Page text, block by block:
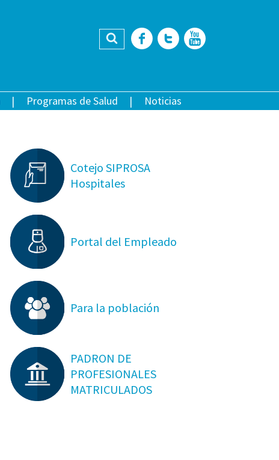
Buscar Facebook
Twitter
Programas de Salud Noticias
Cotejo SIPROSA
Hospitales
Portal del Empleado
Para la población
PADRON DE
PROFESIONALES
MATRICULADOS